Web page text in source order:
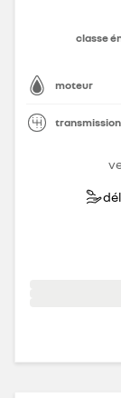
classe
moteur
transmission